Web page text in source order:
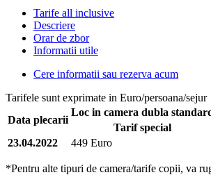
Tarife all inclusive
Descriere
Orar de zbor
Informatii utile
Cere informatii sau rezerva acum
Tarifele sunt exprimate in Euro/persoana/sejur
Data plecarii
Loc in camera dubla
Tarif special
23.04.2022
449 Euro
*Pentru alte tipuri de camera/tarife copii, va